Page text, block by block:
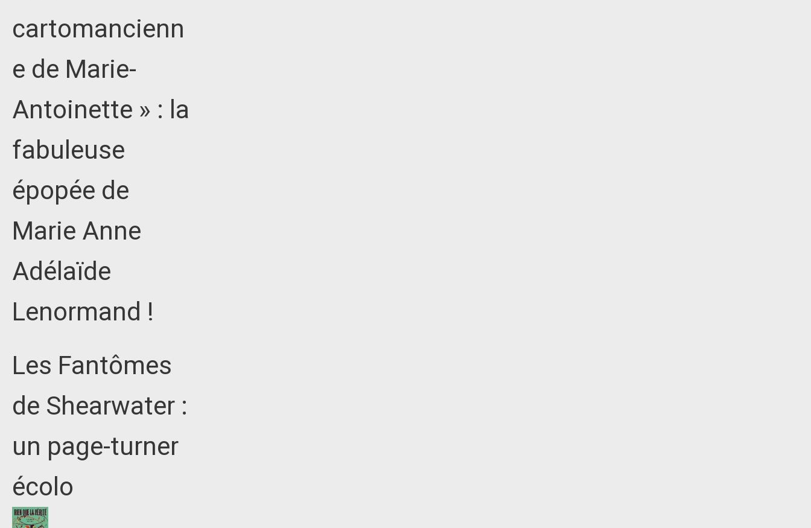
cartomancienn
e de Marie-
Antoinette » : la
fabuleuse
épopée de
Marie Anne
Adélaïde
Lenormand !
Les Fantômes
de Shearwater :
un page-turner
écolo